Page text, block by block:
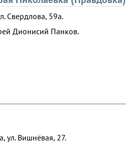
Свердлова, 59а.
Дионисий Панков.
ул. Вишнёвая, 27.